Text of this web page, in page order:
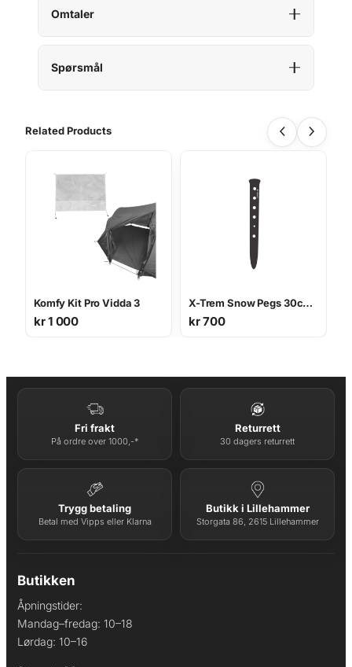
Omtaler
Spørsmål
Related Products
Komfy Kit Pro Vidda 3
kr1 000
X-Trem Snow Pegs 30cm, 6pcs
kr700
Fri frakt
På ordre over 1000,-*
Returrett
30 dagers returrett
Trygg betaling
Betal med Vipps eller Klarna
Butikk i Lillehammer
Storgata 86, 2615 Lillehammer
Butikken
Åpningstider:
Mandag–fredag: 10–18
Lørdag: 10–16